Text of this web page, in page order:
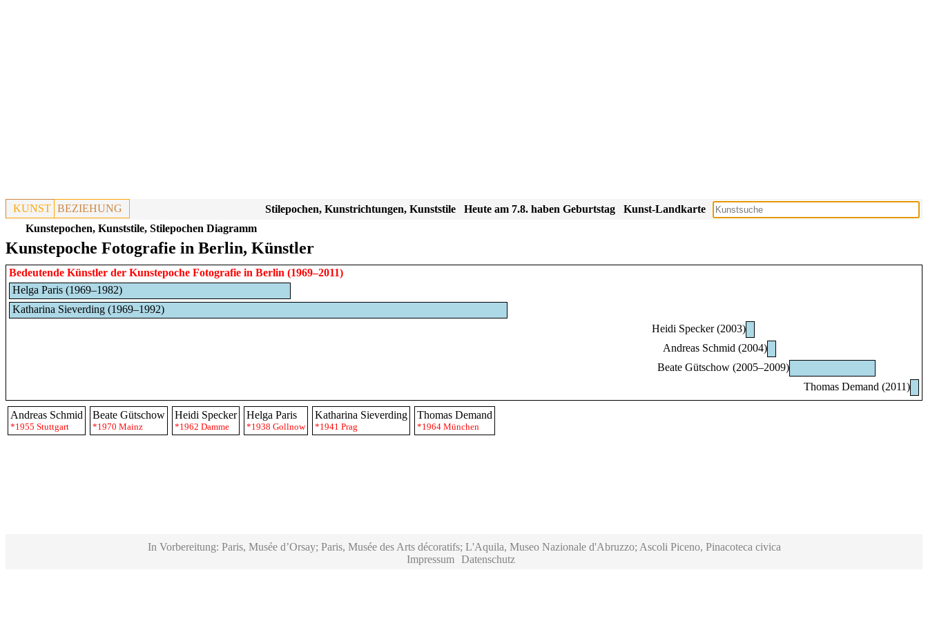
KUNST BEZIEHUNG Kunst-Landkarte
Heute am 7.8. haben Geburtstag
Stilepochen, Kunstrichtungen, Kunststile
Kunstepochen, Kunststile, Stilepochen Diagramm
Kunstepoche Fotografie in Berlin, Künstler
Bedeutende Künstler der Kunstepoche Fotografie in Berlin (1969–2011)
Helga Paris (1969–1982)
Katharina Sieverding (1969–1992)
Heidi Specker (2003)
Andreas Schmid (2004)
Beate Gütschow (2005–2009)
Thomas Demand (2011)
Andreas Schmid
*1955 Stuttgart
Beate Gütschow
*1970 Mainz
Heidi Specker
*1962 Damme
Helga Paris
*1938 Gollnow
Katharina Sieverding
*1941 Prag
Thomas Demand
*1964 München
In Vorbereitung: Paris, Musée d’Orsay; Paris, Musée des Arts décoratifs; L'Aquila, Museo Nazionale d'Abruzzo; Ascoli Piceno, Pinacoteca civica
Impressum
Datenschutz